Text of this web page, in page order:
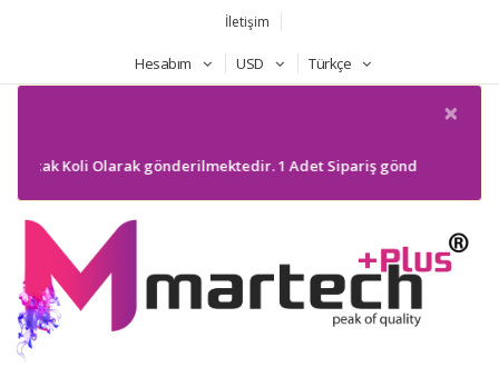
İletişim
Hesabım USD Türkçe
×
Koli Olarak gönderilmektedir. 1 Adet Sipariş